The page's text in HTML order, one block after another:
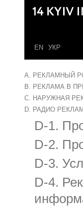
EN УКР
A. РЕКЛАМНЫЙ
B. РЕКЛАМА В
C. НАРУЖНАЯ
D. РАДИО
D-1.
D-2.
D-3.
D-4.